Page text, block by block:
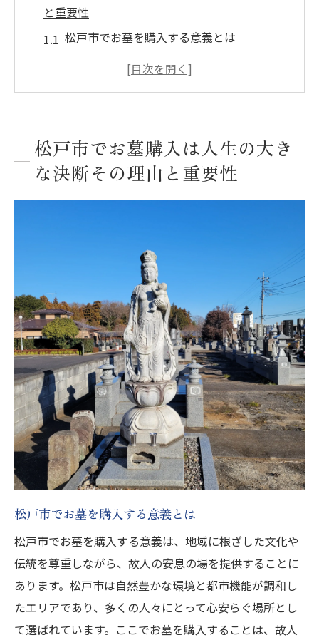
と重要性
松戸市でお墓を購入する意義とは
人生の節目としての松戸市でのお墓選び
松戸市でのお墓購入が未来に残すもの
松戸市でお墓を購入する際の心の準備
お墓購入時に考慮すべき松戸市の立地条件とア
アクセスしやすい松戸市のお墓選び
松戸市での墓地選びと交通の利便性
松戸市内の理想的な墓地の要件
訪問しやすい松戸市のお墓の条件
松戸市の交通環境とお墓へのアクセス
松戸市での理想のお墓購入墓石の種類とデザイ
ンの選び方
松戸市で選ぶ墓石の種類と特徴
松戸市での墓石デザインのトレンド
墓石の種類と松戸市での選び方のポイント
松戸市での墓石選びにおけるデザインの重
松戸市での墓石のカスタマイズオプション
松戸市での理想の墓石デザインの実現方法
価格の比較と松戸市での最適なお墓購入のポイ
ント
松戸市でお墓購入は人生の大き
な決断その理由と重要性
松戸市でお墓を購入する意義とは
松戸市でお墓を購入する意義は、地域に根ざした文化や
伝統を尊重しながら、故人の安息の場を提供することに
あります。松戸市は自然豊かな環境と都市機能が調和し
たエリアであり、多くの人々にとって心安らぐ場所とし
て選ばれています。ここでお墓を購入することは、故人